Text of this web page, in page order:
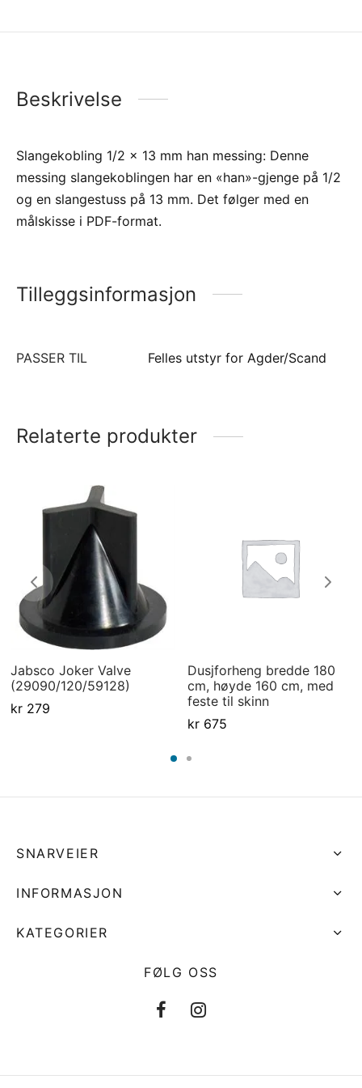
Beskrivelse
Slangekobling 1/2 x 13 mm han messing: Denne
messing slangekoblingen har en «han»-gjenge på 1/2
og en slangestuss på 13 mm. Det følger med en
målskisse i PDF-format.
Tilleggsinformasjon
PASSER TIL Felles utstyr for Agder/Scand
Relaterte produkter
Jabsco Joker Valve
(29090/120/59128)
kr279
Dusjforheng bredde 180
cm, høyde 160 cm, med
feste til skinn
kr675
SNARVEIER
INFORMASJON
KATEGORIER
FØLG OSS